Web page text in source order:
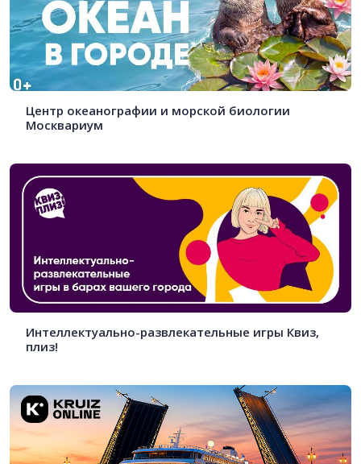
Центр океанографии и морской биологии
Москвариум
Интеллектуально-развлекательные игры Квиз,
плиз!